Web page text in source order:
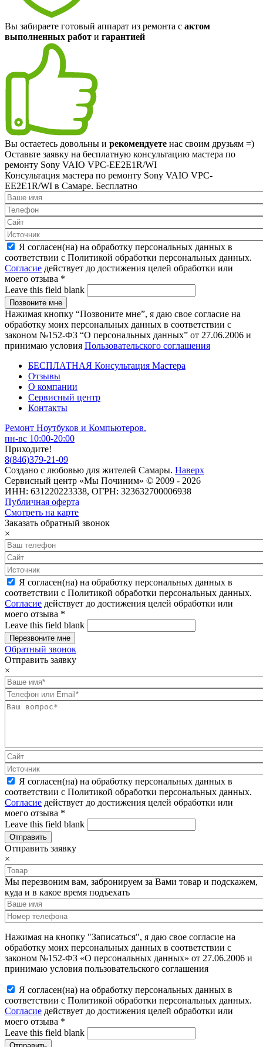
Вы забираете готовый аппарат из ремонта с актом
выполненных работ и гарантией
Вы остаетесь довольны и рекомендуете нас своим друзьям =)
Оставьте заявку на бесплатную консультацию мастера по
ремонту Sony VAIO VPC-EE2E1R/WI
Консультация мастера по ремонту Sony VAIO VPC-
EE2E1R/WI в Самаре. Бесплатно
Я согласен(на) на обработку персональных данных в
соответствии с Политикой обработки персональных данных.
Согласие действует до достижения целей обработки или
моего отзыва *
Leave this field blank
Нажимая кнопку “Позвоните мне”, я даю свое согласие на
обработку моих персональных данных в соответствии с
законом №152-ФЗ “О персональных данных” от 27.06.2006 и
принимаю условия Пользовательского соглашения
БЕСПЛАТНАЯ Консультация Мастера
Отзывы
О компании
Сервисный центр
Контакты
Ремонт Ноутбуков и Компьютеров.
пн-вс 10:00-20:00
Приходите!
8(846)379-21-09
Создано с любовью для жителей Самары. Наверх
Сервисный центр «Мы Починим» © 2009 - 2026
ИНН: 631220223338, ОГРН: 323632700006938
Публичная оферта
Смотреть на карте
Заказать обратный звонок
×
Я согласен(на) на обработку персональных данных в
соответствии с Политикой обработки персональных данных.
Согласие действует до достижения целей обработки или
моего отзыва *
Leave this field blank
Обратный звонок
Отправить заявку
×
Я согласен(на) на обработку персональных данных в
соответствии с Политикой обработки персональных данных.
Согласие действует до достижения целей обработки или
моего отзыва *
Leave this field blank
Отправить заявку
×
Мы перезвоним вам, забронируем за Вами товар и подскажем,
куда и в какое время подъехать
Нажимая на кнопку "Записаться", я даю свое согласие на
обработку моих персональных данных в соответствии с
законом №152-ФЗ «О персональных данных» от 27.06.2006 и
принимаю условия пользовательского соглашения
Я согласен(на) на обработку персональных данных в
соответствии с Политикой обработки персональных данных.
Согласие действует до достижения целей обработки или
моего отзыва *
Leave this field blank